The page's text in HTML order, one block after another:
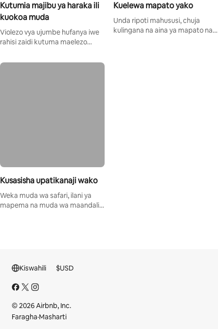
Kutumia majibu ya haraka ili
kuokoa muda
Violezo vya ujumbe hufanya iwe
rahisi zaidi kutuma maelezo
Kuelewa mapato yako
Unda ripoti mahususi, chuja
kulingana na aina ya mapato na
Kusasisha upatikanaji wako
Weka muda wa safari, ilani ya
mapema na muda wa maandalizi
Kiswahili $USD
© 2026 Airbnb, Inc.
Faragha·Masharti